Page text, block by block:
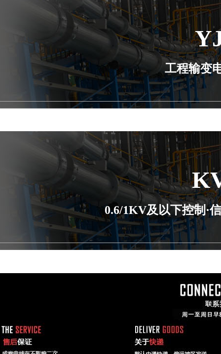
工程输变
0.6/1KV及以下控制·